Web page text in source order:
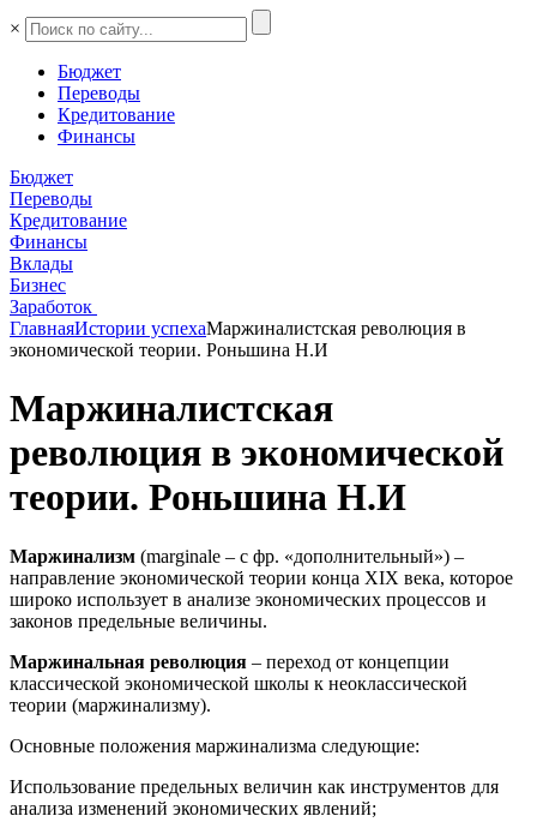
×
Бюджет
Переводы
Кредитование
Финансы
Бюджет
Переводы
Кредитование
Финансы
Вклады
Бизнес
Заработок
ГлавнаяИстории успехаМаржиналистская революция в
экономической теории. Роньшина Н.И
Маржиналистская
революция в экономической
теории. Роньшина Н.И
Маржинализм (marginale – с фр. «дополнительный») –
направление экономической теории конца XIX века, которое
широко использует в анализе экономических процессов и
законов предельные величины.
Маржинальная революция – переход от концепции
классической экономической школы к неоклассической
теории (маржинализму).
Основные положения маржинализма следующие:
Использование предельных величин как инструментов для
анализа изменений экономических явлений;